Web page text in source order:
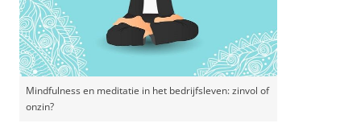
Mindfulness en meditatie in het bedrijfsleven: zinvol of
onzin?